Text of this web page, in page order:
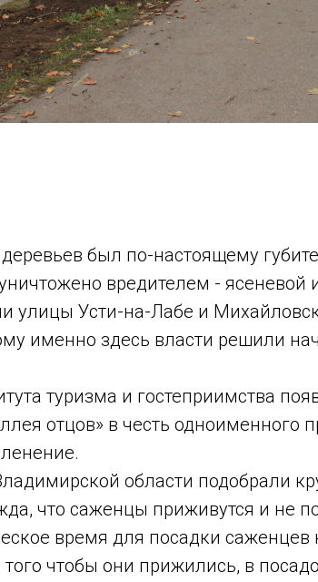
был по-настоящему
вредителем - ясеневой
улицы Усти-на-Лабе и
именно здесь власти решили
туризма и гостеприимства
отцов» в честь одноименного
области подобрали
что саженцы приживутся и не
время для посадки саженцев
того чтобы они прижились, в